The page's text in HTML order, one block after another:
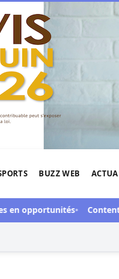
BUZZ WEB
Contentieux à